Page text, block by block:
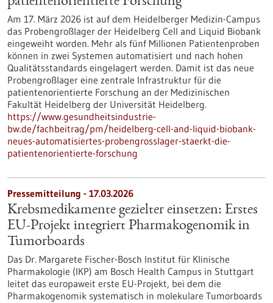
Am 17. März 2026 ist auf dem Heidelberger Medizin-Campus
das Probengroßlager der Heidelberg Cell and Liquid Biobank
eingeweiht worden. Mehr als fünf Millionen Patientenproben
können in zwei Systemen automatisiert und nach hohen
Qualitätsstandards eingelagert werden. Damit ist das neue
Probengroßlager eine zentrale Infrastruktur für die
patientenorientierte Forschung an der Medizinischen
Fakultät Heidelberg der Universität Heidelberg.
https://www.gesundheitsindustrie-
bw.de/fachbeitrag/pm/heidelberg-cell-and-liquid-biobank-
neues-automatisiertes-probengrosslager-staerkt-die-
patientenorientierte-forschung
Pressemitteilung - 17.03.2026
Krebsmedikamente gezielter einsetzen: Erstes
EU-Projekt integriert Pharmakogenomik in
Tumorboards
Das Dr. Margarete Fischer-Bosch Institut für Klinische
Pharmakologie (IKP) am Bosch Health Campus in Stuttgart
leitet das europaweit erste EU-Projekt, bei dem die
Pharmakogenomik systematisch in molekulare Tumorboards